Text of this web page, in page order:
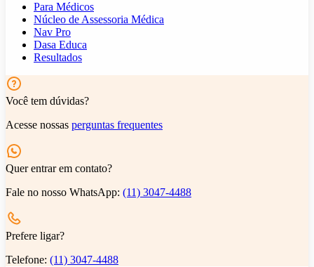
Para Médicos
Núcleo de Assessoria Médica
Nav Pro
Dasa Educa
Resultados
Você tem dúvidas?
Acesse nossas perguntas frequentes
Quer entrar em contato?
Fale no nosso WhatsApp: (11) 3047-4488
Prefere ligar?
Telefone: (11) 3047-4488